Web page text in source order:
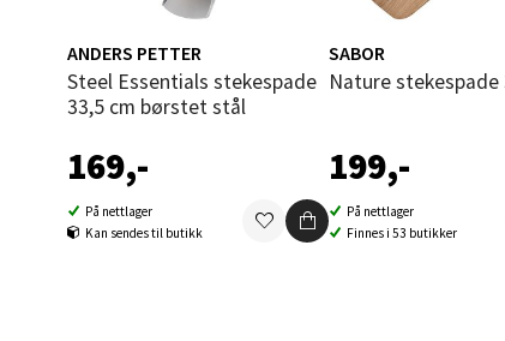
ANDERS PETTER
Steel Essentials stekespade
33,5 cm børstet stål
169,-
På nettlager
Kan sendes til butikk
SABOR
Nature
199,-
På nettlager
Finnes i 53 butikker